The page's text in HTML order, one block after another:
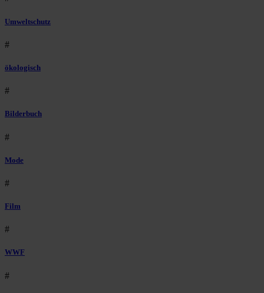
Umweltschutz
#
ökologisch
#
Bilderbuch
#
Mode
#
Film
#
WWF
#